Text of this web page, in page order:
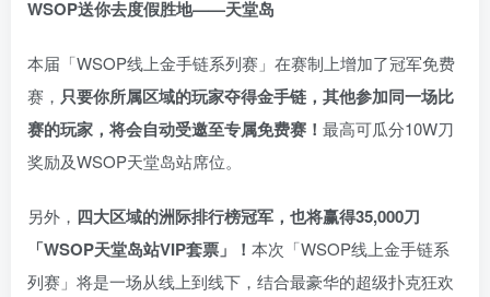
WSOP送你去度假胜地——天堂岛
本届「WSOP线上金手链系列赛」在赛制上增加了冠军免费
赛， 只要你所属区域的玩家夺得金手链，其他参加同一场比
赛的玩家，将会自动受邀至专属免费赛！ 最高可瓜分10W刀
奖励及WSOP天堂岛站席位。
另外， 四大区域的洲际排行榜冠军，也将赢得35,000刀
「WSOP天堂岛站VIP套票」！ 本次「WSOP线上金手链系
列赛」将是一场从线上到线下，结合最豪华的超级扑克狂欢